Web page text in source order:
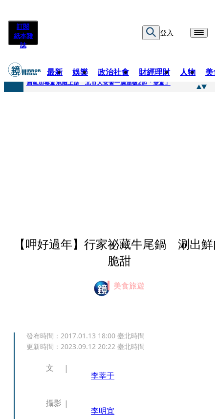
訂閱
紙本雜
誌
登入
最新 娛樂 政治社會 財經理財 人物 美
快訊
酒駕加毒駕危險上路 北市大安警一週連破2起「雙駕」
【呷好過年】行家祕藏牛尾鍋 涮出鮮
脆甜
美食旅遊
發布時間： 2017.01.13 18:00 臺北時間
更新時間： 2023.09.12 20:22 臺北時間
文
李莘于
攝影
李明宜